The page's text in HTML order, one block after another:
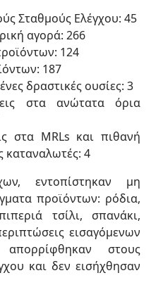
Σταθμούς Ελέγχου: 45
αγορά: 266
124
187
δραστικές ουσίες: 3
στα ανώτατα όρια
στα MRLs και πιθανή
καταναλωτές: 4
εντοπίστηκαν μη
προϊόντων: ρόδια,
τσίλι, σπανάκι,
εισαγόμενων
στους
και δεν εισήχθησαν